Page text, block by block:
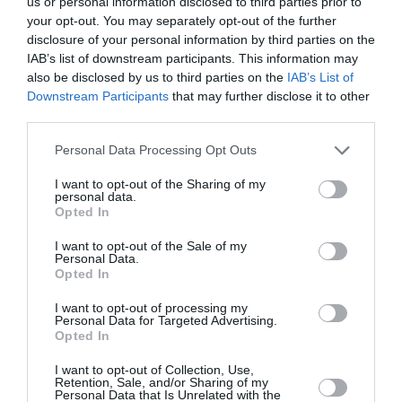
your opt-out. You may separately opt-out of the further
disclosure of your personal information by third parties on the
IAB’s list of downstream participants. This information may
also be disclosed by us to third parties on the IAB’s List of
Downstream Participants that may further disclose it to other
Personal Data Processing Opt Outs
I want to opt-out of the Sharing of my
personal data.
Opted In
I want to opt-out of the Sale of my
Personal Data.
Opted In
I want to opt-out of processing my
Personal Data for Targeted Advertising.
Opted In
I want to opt-out of Collection, Use,
Retention, Sale, and/or Sharing of my
Personal Data that Is Unrelated with the
επιμελήτριας/επιμελητή.
-Βιογραφικά των καλλιτεχνών της έκθεσης, μέχρι 100
λέξεις. Να αναφέρεται η ιστοσελίδα του καλλιτέχνη αν
υπάρχει
Όροι και προϋποθέσεις συμμετοχής
-Οι υποψήφιες και οι υποψήφιοι θα πρέπει να έχουν
επιμεληθεί τουλάχιστον δύο ομαδικές εκθέσεις σε
χώρο που έχει συστηματική εκθεσιακή ή ερευνητική
δραστηριότητα συμπεριλαμβανόμενων και εμπορικών
χώρων ή σε αυτοδιαχειριζόμενο καλλιτεχνικό χώρο.
-Οι υποψήφιες και οι υποψήφιοι δεν θα πρέπει να
ιδιωτικό φορέα.
-Η δυνατότητα έκδοσης νόμιμων παραστατικών ή
την έκδοση τίτλου κτήσης.
-Η λογιστική διαχείριση των εξόδων του